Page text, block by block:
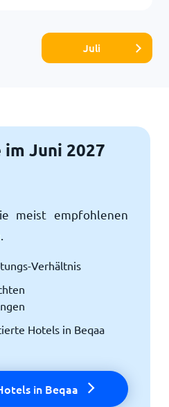
Juli
im Juni 2027
meist empfohlenen
Verhältnis
Hotels in Beqaa
in Beqaa